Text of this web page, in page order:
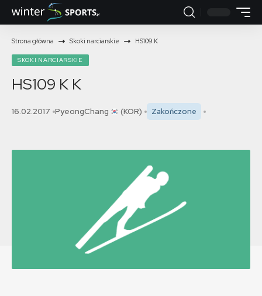
Strona główna Skoki narciarskie HS109 K
SKOKI NARCIARSKIE
HS109 K K
16.02.2017 PyeongChang (KOR) Zakończone